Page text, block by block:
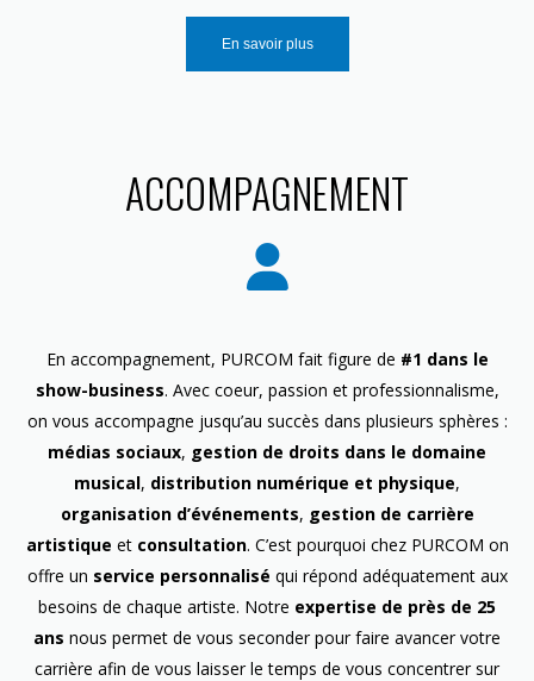
En savoir plus
ACCOMPAGNEMENT
En accompagnement, PURCOM fait figure de #1 dans le
show-business. Avec coeur, passion et professionnalisme,
on vous accompagne jusqu’au succès dans plusieurs sphères :
médias sociaux, gestion de droits dans le domaine
musical, distribution numérique et physique,
organisation d’événements, gestion de carrière
artistique etconsultation. C’est pourquoi chez PURCOM on
offre un service personnalisé qui répond adéquatement aux
besoins de chaque artiste. Notre expertise de près de 25
ans nous permet de vous seconder pour faire avancer votre
carrière afin de vous laisser le temps de vous concentrer sur